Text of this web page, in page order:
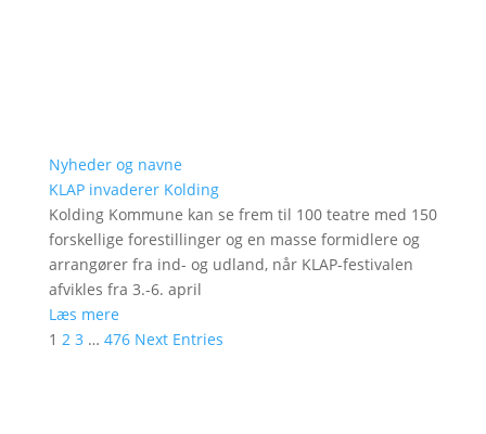
Nyheder og navne
KLAP invaderer Kolding
Kolding Kommune kan se frem til 100 teatre med 150
forskellige forestillinger og en masse formidlere og
arrangører fra ind- og udland, når KLAP-festivalen
afvikles fra 3.-6. april
Læs mere
1 2 3 … 476 Next Entries